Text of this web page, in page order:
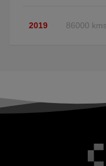
2019 86000 kms